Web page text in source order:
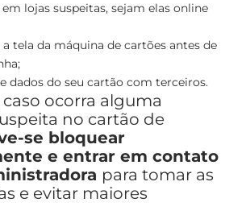
lojas suspeitas, sejam elas online
tela da máquina de cartões antes de
dados do seu cartão com terceiros.
ocorra alguma
no cartão de
se bloquear
e entrar em contato
para tomar as
e evitar maiores